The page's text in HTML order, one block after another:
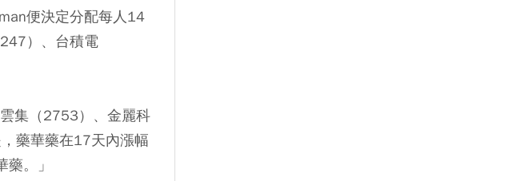
便決定分配每人14
）、台積電
集（2753）、金麗科
藥華藥在17天內漲幅
。」